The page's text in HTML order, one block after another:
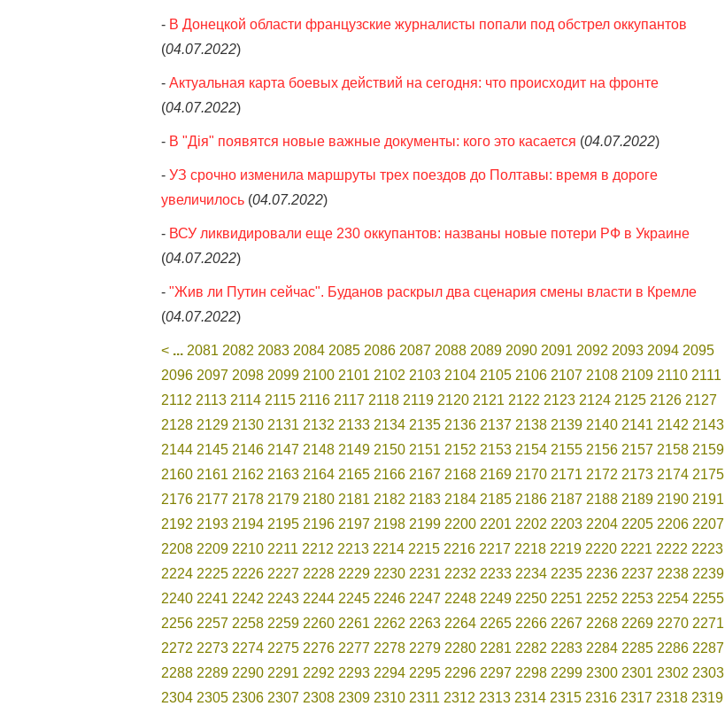
- В Донецкой области французские журналисты попали под обстрел оккупантов
(04.07.2022)
- Актуальная карта боевых действий на сегодня: что происходит на фронте
(04.07.2022)
- В "Дія" появятся новые важные документы: кого это касается (04.07.2022)
- УЗ срочно изменила маршруты трех поездов до Полтавы: время в дороге
увеличилось (04.07.2022)
- ВСУ ликвидировали еще 230 оккупантов: названы новые потери РФ в Украине
(04.07.2022)
- "Жив ли Путин сейчас". Буданов раскрыл два сценария смены власти в Кремле
(04.07.2022)
< ... 2081 2082 2083 2084 2085 2086 2087 2088 2089 2090 2091 2092 2093 2094 2095
2096 2097 2098 2099 2100 2101 2102 2103 2104 2105 2106 2107 2108 2109 2110 2111
2112 2113 2114 2115 2116 2117 2118 2119 2120 2121 2122 2123 2124 2125 2126 2127
2128 2129 2130 2131 2132 2133 2134 2135 2136 2137 2138 2139 2140 2141 2142 2143
2144 2145 2146 2147 2148 2149 2150 2151 2152 2153 2154 2155 2156 2157 2158 2159
2160 2161 2162 2163 2164 2165 2166 2167 2168 2169 2170 2171 2172 2173 2174 2175
2176 2177 2178 2179 2180 2181 2182 2183 2184 2185 2186 2187 2188 2189 2190 2191
2192 2193 2194 2195 2196 2197 2198 2199 2200 2201 2202 2203 2204 2205 2206 2207
2208 2209 2210 2211 2212 2213 2214 2215 2216 2217 2218 2219 2220 2221 2222 2223
2224 2225 2226 2227 2228 2229 2230 2231 2232 2233 2234 2235 2236 2237 2238 2239
2240 2241 2242 2243 2244 2245 2246 2247 2248 2249 2250 2251 2252 2253 2254 2255
2256 2257 2258 2259 2260 2261 2262 2263 2264 2265 2266 2267 2268 2269 2270 2271
2272 2273 2274 2275 2276 2277 2278 2279 2280 2281 2282 2283 2284 2285 2286 2287
2288 2289 2290 2291 2292 2293 2294 2295 2296 2297 2298 2299 2300 2301 2302 2303
2304 2305 2306 2307 2308 2309 2310 2311 2312 2313 2314 2315 2316 2317 2318 2319